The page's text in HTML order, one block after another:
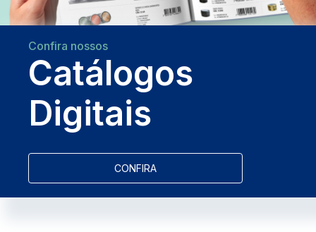
Confira nossos
Catálogos
Digitais
CONFIRA